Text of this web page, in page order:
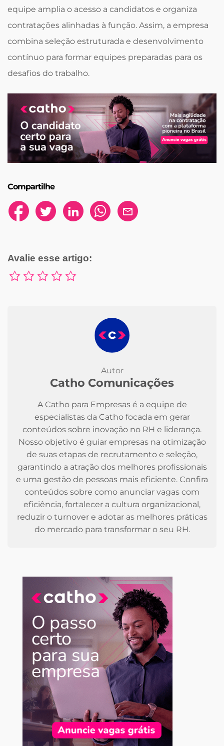
equipe amplia o acesso a candidatos e organiza
contratações alinhadas à função. Assim, a empresa
combina seleção estruturada e desenvolvimento
contínuo para formar equipes preparadas para os
desafios do trabalho.
Compartilhe
Avalie esse artigo:
Autor
Catho Comunicações
A Catho para Empresas é a equipe de
especialistas da Catho focada em gerar
conteúdos sobre inovação no RH e liderança.
Nosso objetivo é guiar empresas na otimização
de suas etapas de recrutamento e seleção,
garantindo a atração dos melhores profissionais
e uma gestão de pessoas mais eficiente. Confira
conteúdos sobre como anunciar vagas com
eficiência, fortalecer a cultura organizacional,
reduzir o turnover e adotar as melhores práticas
do mercado para transformar o seu RH.